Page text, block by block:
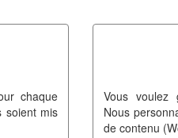
chaque
soient mis
Vous voulez
Nous
de contenu